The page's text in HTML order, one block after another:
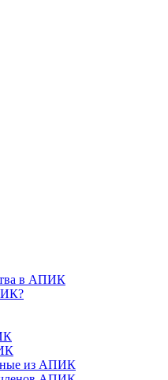
в АПИК
из АПИК